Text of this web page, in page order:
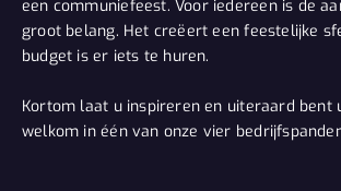
een communiefeest. Voor iedereen is de
groot belang. Het creëert een feestelijke
budget is er iets te huren.
Kortom laat u inspireren en uiteraard bent
welkom in één van onze vier